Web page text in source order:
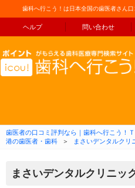
歯科へ行こう！は日本全国の歯医者さん
ヘルプ 問い合わせ
歯医者の口コミ評判なら｜歯科へ行こう！
港の歯医者・歯科
＞ まさいデンタルクリ
まさいデンタルクリニッ